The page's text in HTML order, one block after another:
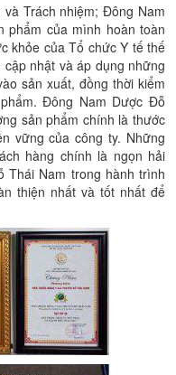
Trách nhiệm; Đông Nam
phẩm của mình hoàn toàn
khỏe của Tổ chức Y tế thế
cập nhật và áp dụng những
sản xuất, đồng thời kiểm
Đông Nam Dược Đỗ
sản phẩm chính là thước
vững của công ty. Những
hàng chính là ngọn hải
Nam trong hành trình
thiện nhất và tốt nhất để